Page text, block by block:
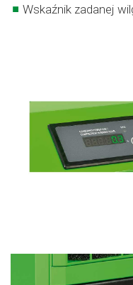
Wskaźnik zadanej